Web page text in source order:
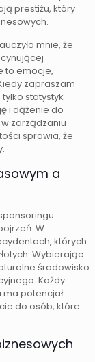
prestiżu, który
mnie, że
to emocje,
zapraszam
statystyk
i dążenie do
zarządzaniu
sprawia, że
a
W
których
Wybierając
środowisko
Każdy
potencjał
do osób, które